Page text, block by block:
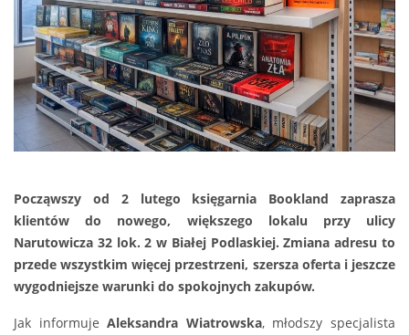
Począwszy od 2 lutego księgarnia Bookland zaprasza
klientów do nowego, większego lokalu przy ulicy
Narutowicza 32 lok. 2 w Białej Podlaskiej. Zmiana adresu to
przede wszystkim więcej przestrzeni, szersza oferta i jeszcze
wygodniejsze warunki do spokojnych zakupów.
Jak informujeAleksandra Wiatrowska, młodszy specjalista